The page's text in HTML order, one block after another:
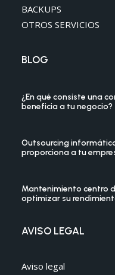
BACKUPS
OTROS SERVICIOS
BLOG
¿En qué consiste una
beneficia a tu negocio?
Outsourcing
proporciona a tu
Mantenimiento centro
optimizar su
AVISO LEGAL
Aviso legal